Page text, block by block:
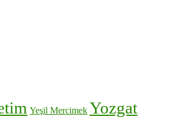
Yeşil Mercimek Yozgat